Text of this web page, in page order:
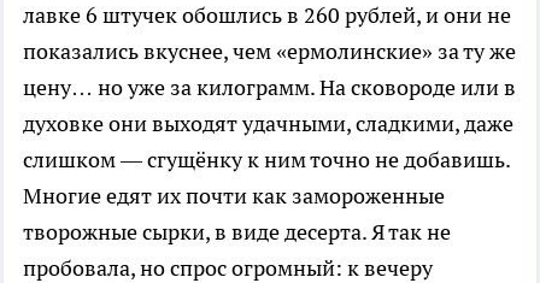
лавке 6 штучек обошлись в 260 рублей, и они не
показались вкуснее, чем «ермолинские» за ту же
цену… но уже за килограмм. На сковороде или в
духовке они выходят удачными, сладкими, даже
слишком — сгущёнку к ним точно не добавишь.
Многие едят их почти как замороженные
творожные сырки, в виде десерта. Я так не
пробовала, но спрос огромный: к вечеру